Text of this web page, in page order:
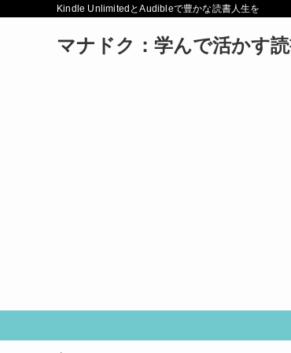
Kindle UnlimitedとAudibleで豊かな読書人生を
マナドク：学んで活かす